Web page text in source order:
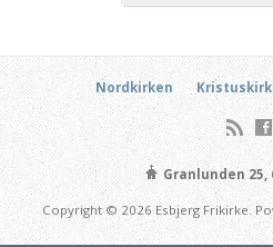
Nordkirken
Granlunden 25,
Copyright © 2026 Esbjerg Frikirke.